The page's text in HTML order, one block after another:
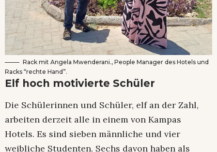
Rack mit Angela Mwenderani., People Manager des Hotels und
Racks “rechte Hand”.
Elf hoch motivierte Schüler
Die Schülerinnen und Schüler, elf an der Zahl,
arbeiten derzeit alle in einem von Kampas
Hotels. Es sind sieben männliche und vier
weibliche Studenten. Sechs davon haben als